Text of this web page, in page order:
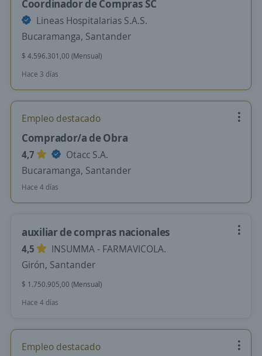
Coordinador de Compras SC
Lineas Hospitalarias S.A.S.
Bucaramanga, Santander
$ 4.596.301,00 (Mensual)
Hace 3 días
Empleo destacado
Comprador/a de Obra
4,7
Otacc S.A.
Bucaramanga, Santander
Hace 4 días
auxiliar de compras nacionales
4,5
INSUMMA - FARMAVICOLA.
Girón, Santander
$ 1.750.905,00 (Mensual)
Hace 4 días
Empleo destacado